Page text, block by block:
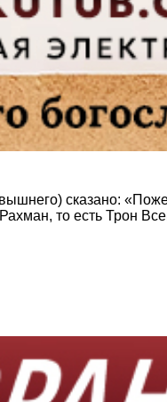
сказано:
то есть Трон